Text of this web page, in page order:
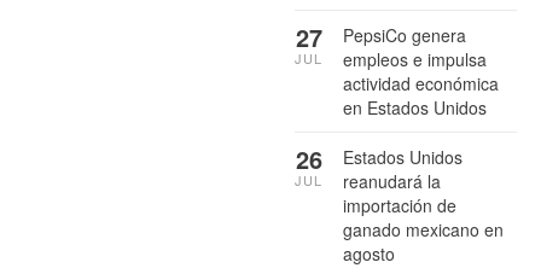
PepsiCo genera
empleos e impulsa
actividad económica
en Estados Unidos
27
JUL
Estados Unidos
reanudará la
importación de
ganado mexicano en
agosto
26
JUL